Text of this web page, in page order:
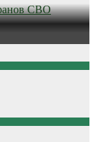
СВО